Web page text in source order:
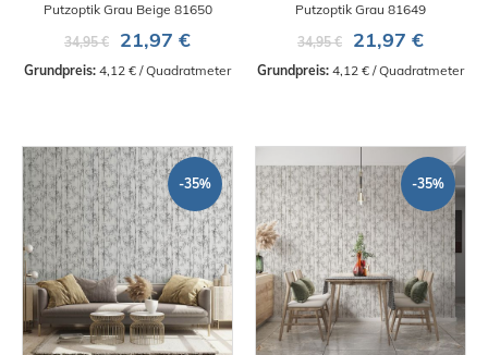
Putzoptik Grau Beige 81650
34,95 €
21,97 €
Grundpreis: 4,12 € / Quadratmeter
Putzoptik Grau 81649
34,95 €
21,97 €
Grundpreis: 4,12 € / Quadratmeter
-35% -35%